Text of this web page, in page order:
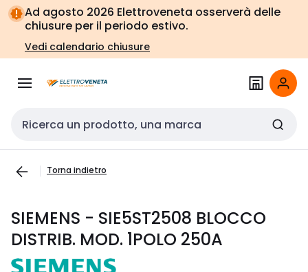
Vai alla
navigazione
Vai
alla
pagina
Ad agosto 2026 Elettroveneta osserverà delle
chiusure per il periodo estivo.
Vedi calendario chiusure
Cerca input
Torna indietro
SIEMENS - SIE5ST2508 BLOCCO
DISTRIB. MOD. 1POLO 250A